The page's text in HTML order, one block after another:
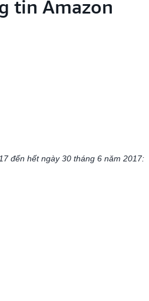
tin Amazon
đến hết ngày 30 tháng 6 năm 2017: